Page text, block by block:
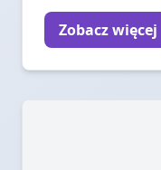
Zobacz więcej